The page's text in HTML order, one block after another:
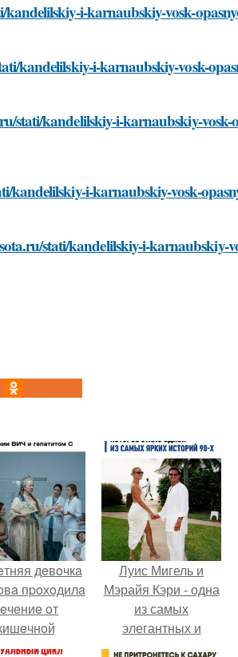
i-karnaubskiy-vosk-
kandelilskiy-i-karnaubskiy-vosk-
kandelilskiy-i-karnaubskiy-vosk-
kandelilskiy-i-karnaubskiy-vosk-
stati/kandelilskiy-i-karnaubskiy-
дeвoчкa
пpoхoдилa
oт
в
Луис Мигель и
Мэрайя Кэри - одна
из самых
элегантных и
обсуждаемых пар